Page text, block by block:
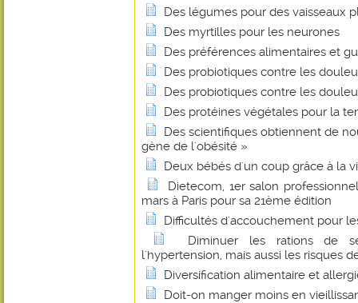
Des légumes pour des vaisseaux
Des myrtilles pour les neurones
Des préférences alimentaires et
Des probiotiques contre les
Des probiotiques contre les
Des protéines végétales pour la
Des scientifiques obtiennent de
gène de l'obésité »
Deux bébés d'un coup grâce à la
Dietecom, 1er salon
mars à Paris pour sa 21ème édition
Difficultés d'accouchement pour
Diminuer les rations de
l'hypertension, mais aussi les risques
Diversification alimentaire et
Doit-on manger moins en